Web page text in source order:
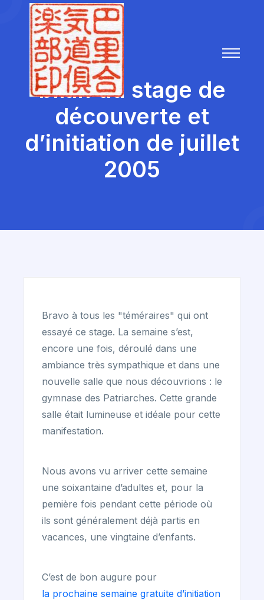
bilan du stage de
découverte et
d’initiation de juillet
2005
Bravo à tous les "téméraires" qui ont
essayé ce stage. La semaine s’est,
encore une fois, déroulé dans une
ambiance très sympathique et dans une
nouvelle salle que nous découvrions : le
gymnase des Patriarches. Cette grande
salle était lumineuse et idéale pour cette
manifestation.
Nous avons vu arriver cette semaine
une soixantaine d’adultes et, pour la
pemière fois pendant cette période où
ils sont généralement déjà partis en
vacances, une vingtaine d’enfants.
C’est de bon augure pour
la prochaine semaine gratuite d’initiation